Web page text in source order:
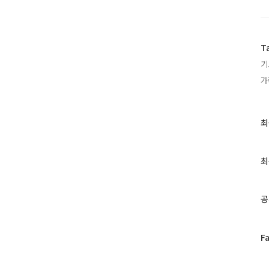
최
과
글
페